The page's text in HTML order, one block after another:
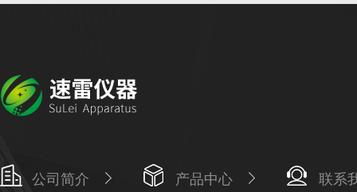
公司简介 产品中心 联系